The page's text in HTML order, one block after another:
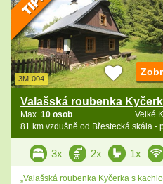
3M-004
Velké
Max. 10 osob
81 km vzdušně od Břestecká skála -
3x 2x 1x
„Valašská roubenka Kyčerka s